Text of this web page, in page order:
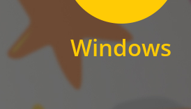
Windows
Zum Download
für Windows